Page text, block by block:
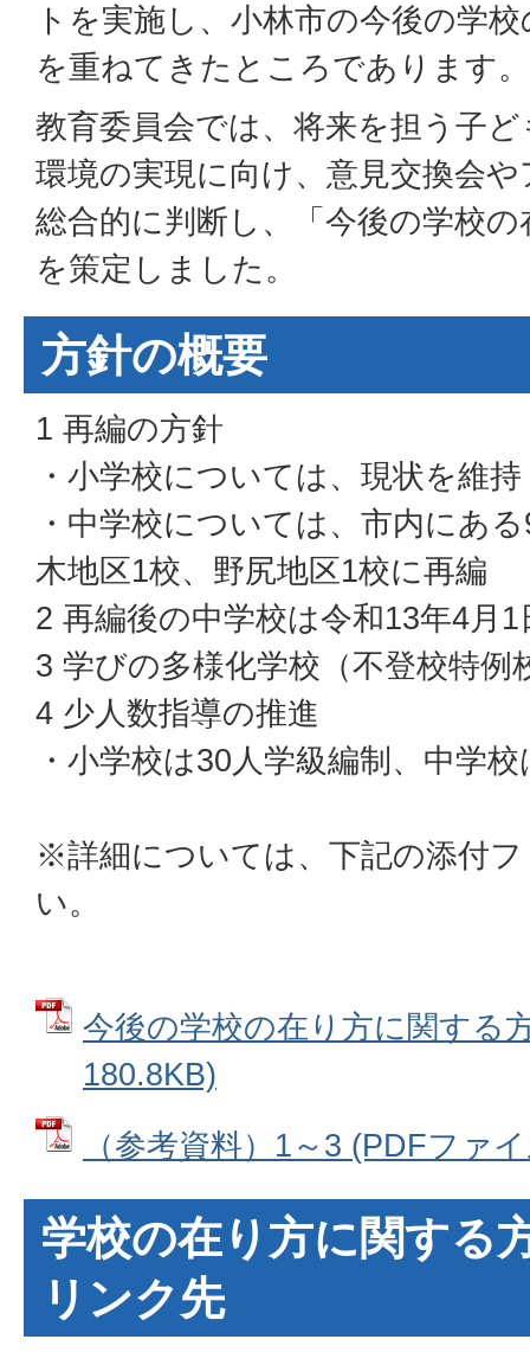
トを実施し、小林市の今後の学
を重ねてきたところであります。
教育委員会では、将来を担う子
環境の実現に向け、意見交換会
総合的に判断し、「今後の学校
を策定しました。
方針の概要
1 再編の方針
・小学校については、現状を維持
・中学校については、市内にあ
木地区1校、野尻地区1校に再編
2 再編後の中学校は令和13年4月
3 学びの多様化学校（不登校特例
4 少人数指導の推進
・小学校は30人学級編制、中学
※詳細については、下記の添付
い。
今後の学校の在り方に関する
180.8KB)
（参考資料）1～3 (PDFファ
学校の在り方に関する
リンク先